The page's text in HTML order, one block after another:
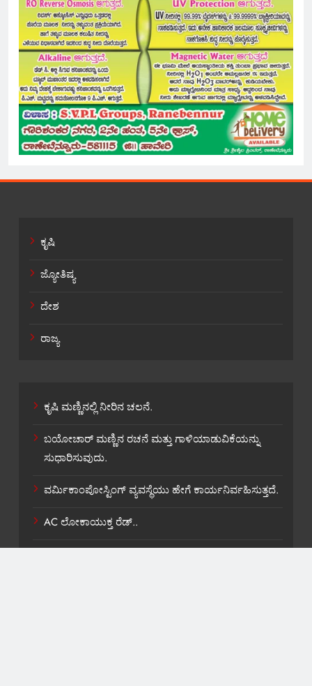
ಕೃಷಿ
ಜ್ಯೋತಿಷ್ಯ
ದೇಶ
ರಾಜ್ಯ
ಕೃಷಿ ಮಣ್ಣಿನಲ್ಲಿ ನೀರಿನ ಚಲನೆ.
ಬಯೋಚಾರ್ ಮಣ್ಣಿನ ರಚನೆ ಮತ್ತು ಗಾಳಿಯಾಡುವಿಕೆಯನ್ನು
ಸುಧಾರಿಸುವುದು.
ವರ್ಮಿಕಾಂಪೋಸ್ಟಿಂಗ್ ವ್ಯವಸ್ಥೆಯು ಹೇಗೆ ಕಾರ್ಯನಿರ್ವಹಿಸುತ್ತದೆ.
AC ಲೋಕಾಯುಕ್ತ ರೆಡ್..